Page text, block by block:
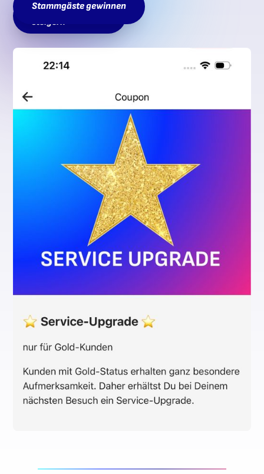
Stammgäste gewinnen
Wiederbuchungen
steigern